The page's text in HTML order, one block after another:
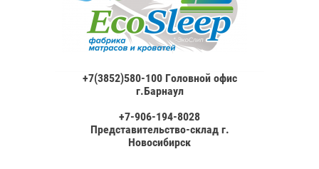
+7(3852)580-100 Головной офис
г.Барнаул
+7-906-194-8028
Представительство-склад г.
Новосибирск